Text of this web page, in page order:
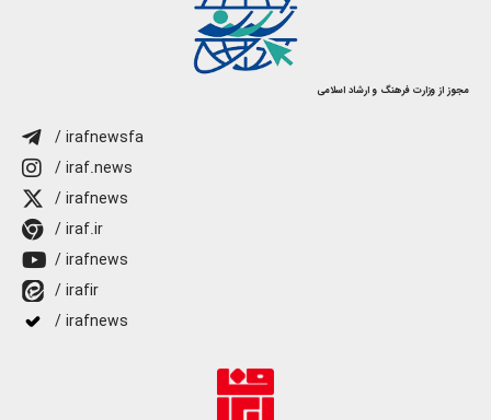
مجوز از وزارت فرهنگ و ارشاد اسلامی
/ irafnewsfa
/ iraf.news
/ irafnews
/ iraf.ir
/ irafnews
/ irafir
/ irafnews